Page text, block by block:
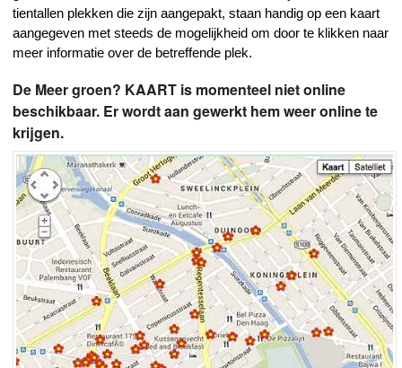
tientallen plekken die zijn aangepakt, staan handig op een kaart
aangegeven met steeds de mogelijkheid om door te klikken naar
meer informatie over de betreffende plek.
De Meer groen? KAART is momenteel niet online
beschikbaar. Er wordt aan gewerkt hem weer online te
krijgen.